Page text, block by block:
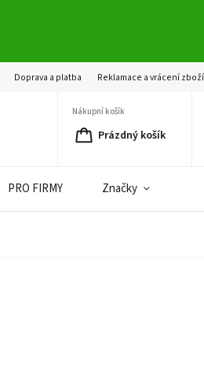
Doprava a platba Reklamace a vrácení zboží
Nákupní košík
Prázdný košík
PRO FIRMY Značky